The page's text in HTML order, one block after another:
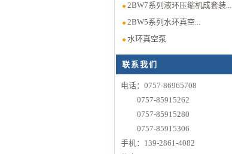
2BW7系列液环压缩机成套装...
2BW5系列水环真空...
水环真空泵
联系我们
电话：0757-86965708
0757-85915262
0757-85915280
0757-85915306
手机：139-2861-4082